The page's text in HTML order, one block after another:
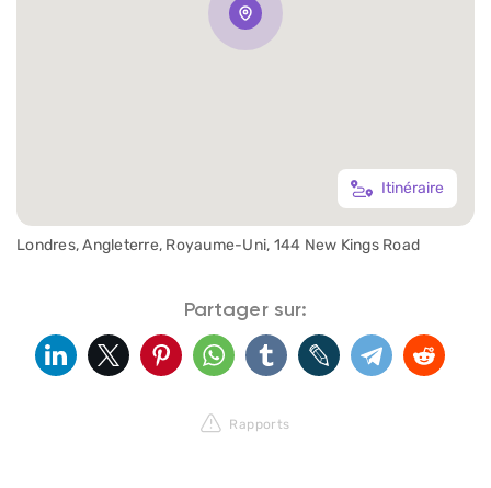
Itinéraire
Londres, Angleterre, Royaume-Uni, 144 New Kings Road
Partager sur:
Rapports